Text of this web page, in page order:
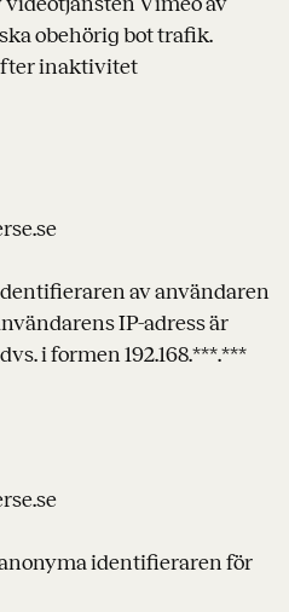
obehörig bot trafik.
inaktivitet
av användaren
IP-adress är
i formen 192.168.***.***
identifieraren för